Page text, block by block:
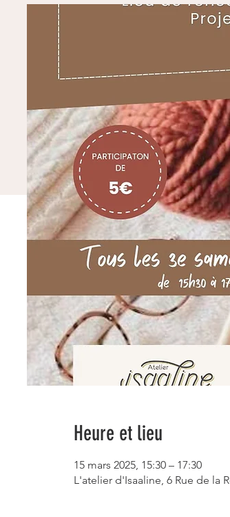
Heure et lieu
15 mars 2025, 15:30 – 17:30
L'atelier d'Isaaline, 6 Rue de la